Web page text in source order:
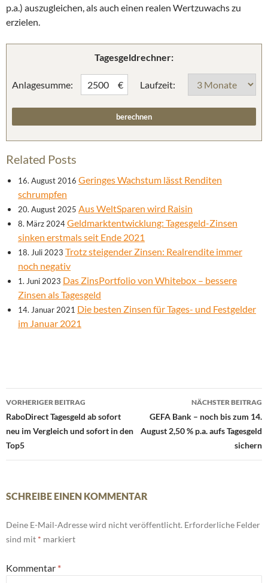
p.a.) auszugleichen, als auch einen realen Wertzuwachs zu
erzielen.
Tagesgeldrechner:
Anlagesumme: € Laufzeit:
Related Posts
16. August 2016 Geringes Wachstum lässt Renditen
schrumpfen
20. August 2025 Aus WeltSparen wird Raisin
8. März 2024Geldmarktentwicklung: Tagesgeld-Zinsen
sinken erstmals seit Ende 2021
18. Juli 2023 Trotz steigender Zinsen: Realrendite immer
noch negativ
1. Juni 2023 Das ZinsPortfolio von Whitebox – bessere
Zinsen als Tagesgeld
14. Januar 2021 Die besten Zinsen für Tages- und Festgelder
im Januar 2021
Beitrags-
Navigation
VORHERIGER BEITRAG
RaboDirect Tagesgeld ab sofort
neu im Vergleich und sofort in den
Top5
NÄCHSTER BEITRAG
GEFA Bank – noch bis zum 14.
August 2,50 % p.a. aufs Tagesgeld
sichern
SCHREIBE EINEN KOMMENTAR
Deine E-Mail-Adresse wird nicht veröffentlicht. Erforderliche Felder
sind mit * markiert
Kommentar *